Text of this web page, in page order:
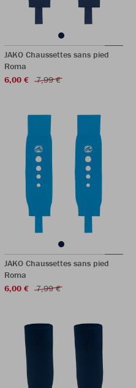
JAKO Chaussettes sans pied
Roma
6,00 €
7,99 €
JAKO Chaussettes sans pied
Roma
6,00 €
7,99 €